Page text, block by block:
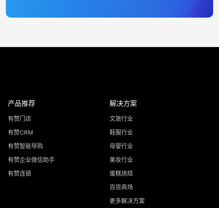
产品推荐
有赞门店
有赞CRM
有赞智能导购
有赞企业微信助手
有赞连锁
解决方案
文旅行业
鞋服行业
母婴行业
美妆行业
蛋糕烘焙
百货商场
更多解决方案